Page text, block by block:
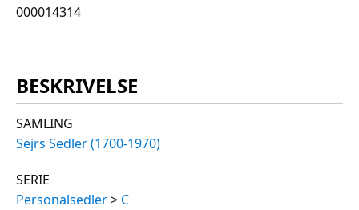
000014314
BESKRIVELSE
SAMLING
Sejrs Sedler (1700-1970)
SERIE
Personalsedler> C